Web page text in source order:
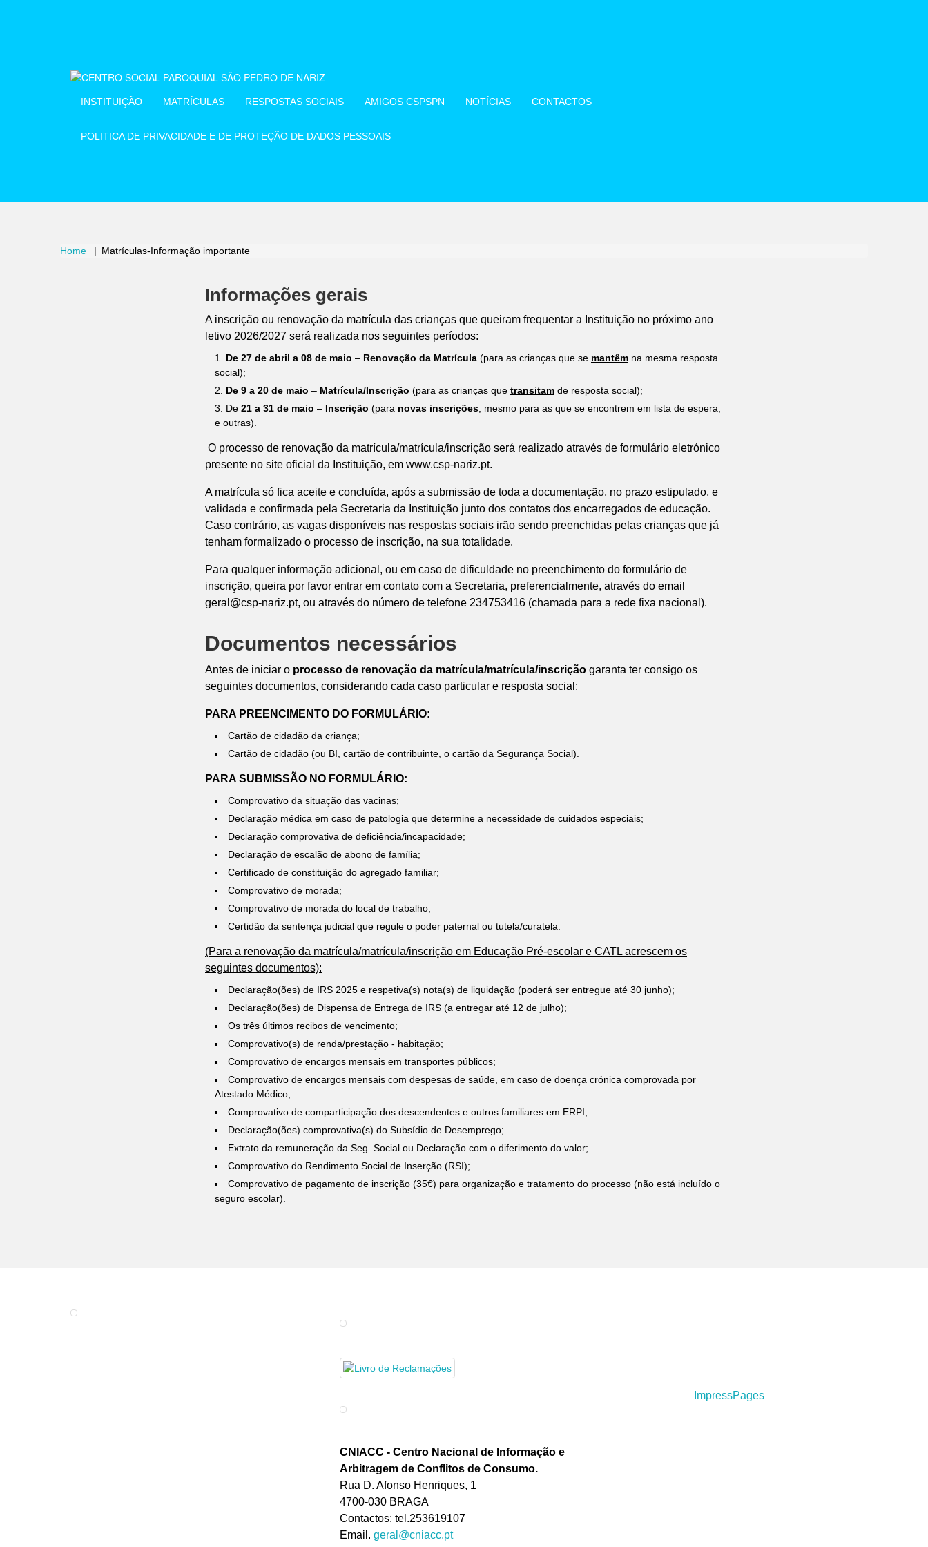
INSTITUIÇÃO MATRÍCULAS RESPOSTAS SOCIAIS AMIGOS CSPSPN NOTÍCIAS CONTACTOS
POLITICA DE PRIVACIDADE E DE PROTEÇÃO DE DADOS PESSOAIS
Home Matrículas-Informação importante
Informações gerais
A inscrição ou renovação da matrícula das crianças que queiram frequentar a Instituição no próximo ano
letivo 2026/2027 será realizada nos seguintes períodos:
De 27 de abril a 08 de maio – Renovação da Matrícula (para as crianças que se mantêm na mesma resposta
social);
De 9 a 20 de maio – Matrícula/Inscrição (para as crianças que transitam de resposta social);
De 21 a 31 de maio – Inscrição (para novas inscrições, mesmo para as que se encontrem em lista de espera,
e outras).
O processo de renovação da matrícula/matrícula/inscrição será realizado através de formulário eletrónico
presente no site oficial da Instituição, em www.csp-nariz.pt.
A matrícula só fica aceite e concluída, após a submissão de toda a documentação, no prazo estipulado, e
validada e confirmada pela Secretaria da Instituição junto dos contatos dos encarregados de educação.
Caso contrário, as vagas disponíveis nas respostas sociais irão sendo preenchidas pelas crianças que já
tenham formalizado o processo de inscrição, na sua totalidade.
Para qualquer informação adicional, ou em caso de dificuldade no preenchimento do formulário de
inscrição, queira por favor entrar em contato com a Secretaria, preferencialmente, através do email
geral@csp-nariz.pt, ou através do número de telefone 234753416 (chamada para a rede fixa nacional).
Documentos necessários
Antes de iniciar o processo de renovação da matrícula/matrícula/inscrição garanta ter consigo os
seguintes documentos, considerando cada caso particular e resposta social:
PARA PREENCIMENTO DO FORMULÁRIO:
Cartão de cidadão da criança;
Cartão de cidadão (ou BI, cartão de contribuinte, o cartão da Segurança Social).
PARA SUBMISSÃO NO FORMULÁRIO:
Comprovativo da situação das vacinas;
Declaração médica em caso de patologia que determine a necessidade de cuidados especiais;
Declaração comprovativa de deficiência/incapacidade;
Declaração de escalão de abono de família;
Certificado de constituição do agregado familiar;
Comprovativo de morada;
Comprovativo de morada do local de trabalho;
Certidão da sentença judicial que regule o poder paternal ou tutela/curatela.
(Para a renovação da matrícula/matrícula/inscrição em Educação Pré-escolar e CATL acrescem os
seguintes documentos):
Declaração(ões) de IRS 2025 e respetiva(s) nota(s) de liquidação (poderá ser entregue até 30 junho);
Declaração(ões) de Dispensa de Entrega de IRS (a entregar até 12 de julho);
Os três últimos recibos de vencimento;
Comprovativo(s) de renda/prestação - habitação;
Comprovativo de encargos mensais em transportes públicos;
Comprovativo de encargos mensais com despesas de saúde, em caso de doença crónica comprovada por
Atestado Médico;
Comprovativo de comparticipação dos descendentes e outros familiares em ERPI;
Declaração(ões) comprovativa(s) do Subsídio de Desemprego;
Extrato da remuneração da Seg. Social ou Declaração com o diferimento do valor;
Comprovativo do Rendimento Social de Inserção (RSI);
Comprovativo de pagamento de inscrição (35€) para organização e tratamento do processo (não está incluído o
seguro escolar).
CNIACC - Centro Nacional de Informação e
Arbitragem de Conflitos de Consumo.
Rua D. Afonso Henriques, 1
4700-030 BRAGA
Contactos: tel.253619107
Email. geral@cniacc.pt
ImpressPages